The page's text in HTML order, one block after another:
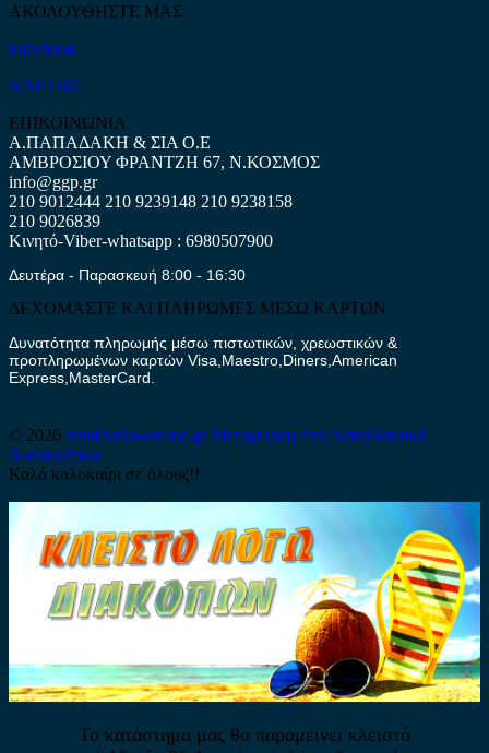
ΑΚΟΛΟΥΘΗΣΤΕ ΜΑΣ
Facebook
ΧΑΡΤΗΣ
ΕΠΙΚΟΙΝΩΝΙΑ
Α.ΠΑΠΑΔΑΚΗ & ΣΙΑ Ο.Ε
ΑΜΒΡΟΣΙΟΥ ΦΡΑΝΤΖΗ 67, Ν.ΚΟΣΜΟΣ
info@ggp.gr
210 9012444 210 9239148 210 9238158
210 9026839
Κινητό-Viber-whatsapp : 6980507900
Δευτέρα - Παρασκευή 8:00 - 16:30
ΔΕΧΟΜΑΣΤΕ ΚΑΙ ΠΛΗΡΩΜΕΣ ΜΕΣΩ ΚΑΡΤΩΝ
Δυνατότητα πληρωμής μέσω πιστωτικών, χρεωστικών &
προπληρωμένων καρτών Visa,Maestro,Diners,American
Express,MasterCard.
© 2026 antalaktika-online.grΜεταχειρισμένα Ανταλλακτικά
Αυτοκινήτων
Καλό καλοκαίρι σε όλους!!
Το κατάστημα μας θα παραμείνει κλειστό